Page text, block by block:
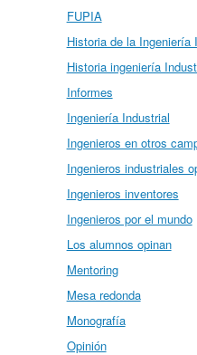
FUPIA
Historia de la
Historia ingeniería
Informes
Ingeniería Industrial
Ingenieros en otros
Ingenieros industriales
Ingenieros inventores
Ingenieros por el mundo
Los alumnos opinan
Mentoring
Mesa redonda
Monografía
Opinión